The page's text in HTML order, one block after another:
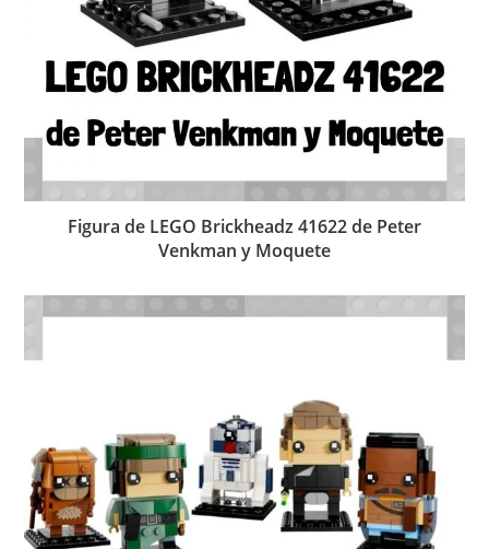
Figura de LEGO Brickheadz 41622 de Peter
Venkman y Moquete